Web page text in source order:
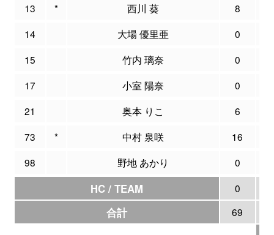
13
* 西川 葵 8
14
大場 優里亜 0
15
竹内 璃奈 0
17
小室 陽奈 0
21
奥本 りこ 6
73
* 中村 泉咲 16
98
野地 あかり 0
HC / TEAM 0
合計 69